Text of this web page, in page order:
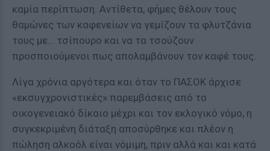
καμία περίπτωση. Αντίθετα, φήμες θέλουν τους
θαμώνες των καφενείων να γεμίζουν τα φλυτζάνια
τους με… τσίπουρο και να τα τσούζουν
προσποιούμενοι πως απολαμβάνουν τον καφέ τους.
Λίγα χρόνια αργότερα και όταν το ΠΑΣΟΚ άρχισε
«εκσυγχρονιστικές» παρεμβάσεις από το
οικογενειακό δίκαιο μέχρι και τον εκλογικό νόμο, η
συγκεκριμένη διάταξη αποσύρθηκε και πλέον η
πώληση αλκοόλ είναι νόμιμη, πριν αλλά και και κατά